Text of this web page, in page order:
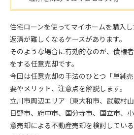
住宅ローンを使ってマイホームを購入
返済が難しくなるケースがあります。
そのような場合に有効的なのが、債権
をする任意売却です。
今回は任意売却の手法のひとつ「単純
要やメリット、注意点を解説します。
立川市周辺エリア（東大和市、武蔵村
日野市、府中市、国分寺市、国立市、
意売却による不動産売却を検討してい